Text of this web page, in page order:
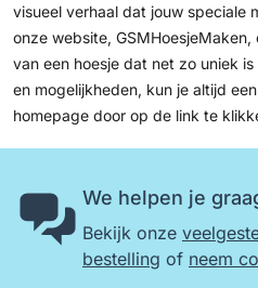
visueel verhaal dat jouw speciale
onze website,
van een hoesje dat net zo uniek
en mogelijkheden, kun je altijd
homepage door op de link te
We helpen je
Bekijk onze
bestelling of neem